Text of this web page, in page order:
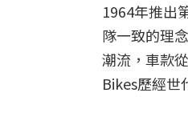
1964年推出
隊一致的理
潮流，車款
Bikes歷經世